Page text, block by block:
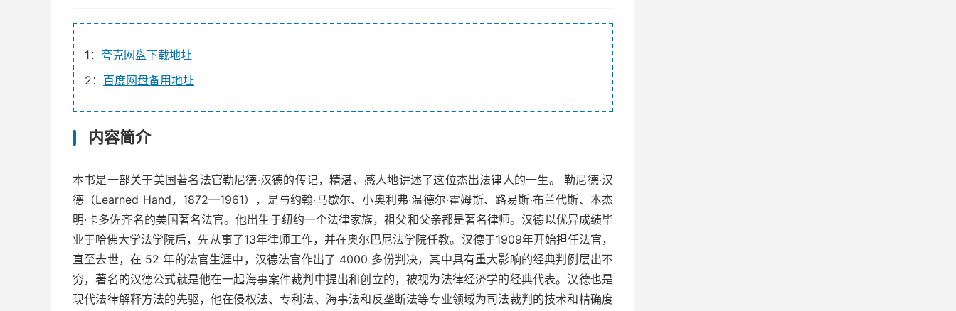
1： 夸克网盘下载地址
2： 百度网盘备用地址
内容简介
本书是一部关于美国著名法官勒尼德·汉德的传记，精湛、感人地讲述了这位杰出法律人的一生。 勒尼德·汉
德（Learned Hand，1872—1961），是与约翰·马歇尔、小奥利弗·温德尔·霍姆斯、路易斯·布兰代斯、本杰
明·卡多佐齐名的美国著名法官。他出生于纽约一个法律家族，祖父和父亲都是著名律师。汉德以优异成绩毕
业于哈佛大学法学院后，先从事了13年律师工作，并在奥尔巴尼法学院任教。汉德于1909年开始担任法官，
直至去世，在 52 年的法官生涯中，汉德法官作出了 4000 多份判决，其中具有重大影响的经典判例层出不
穷，著名的汉德公式就是他在一起海事案件裁判中提出和创立的，被视为法律经济学的经典代表。汉德也是
现代法律解释方法的先驱，他在侵权法、专利法、海事法和反垄断法等专业领域为司法裁判的技术和精确度